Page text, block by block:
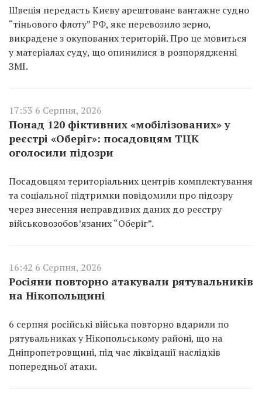
Швеція передасть Києву арештоване вантажне судно
“тіньового флоту” РФ, яке перевозило зерно,
викрадене з окупованих територій. Про це мовиться
у матеріалах суду, що опинилися в розпорядженні
ЗМІ.
17:53 6 Серпня, 2026
Понад 120 фіктивних «мобілізованих» у
реєстрі «Оберіг»: посадовцям ТЦК
оголосили підозри
Посадовцям територіальних центрів комплектування
та соціальної підтримки повідомили про підозру
через внесення неправдивих даних до реєстру
військовозобов’язаних “Оберіг”.
16:42 6 Серпня, 2026
Росіяни повторно атакували рятувальників
на Нікопольщині
6 серпня російські війська повторно вдарили по
рятувальниках у Нікопольському районі, що на
Дніпропетровщині, під час ліквідації наслідків
попередньої атаки.